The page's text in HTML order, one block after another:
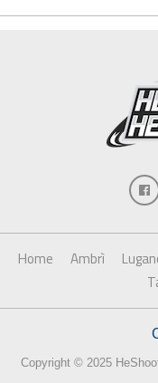
Home Ambrì
Copyright © 2025